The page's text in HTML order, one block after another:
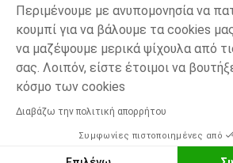
Περιμένουμε με ανυπομονησία να
κουμπί για να βάλουμε τα cookies
να μαζέψουμε μερικά ψίχουλα από
σας. Λοιπόν, είστε έτοιμοι να
κόσμο των cookies
Διαβάζω την πολιτική απορρήτου
Συμφωνίες πιστοποιημένες από
Εκρού
Δυνατότητα πληρωμής με
ΠΡΟΣΘΉΚΗ ΣΤΟ ΚΑΛΆΘΙ
*Εμπορικες προσφορες
Προσωπικά δεδομένα
Διαχείρηση των cookies
Προσβασιμότητα: μη
H Orchestra συμμετέχει στον κωδικά
μεσολάβησης της Γαλλικής Ομοσπονδίας